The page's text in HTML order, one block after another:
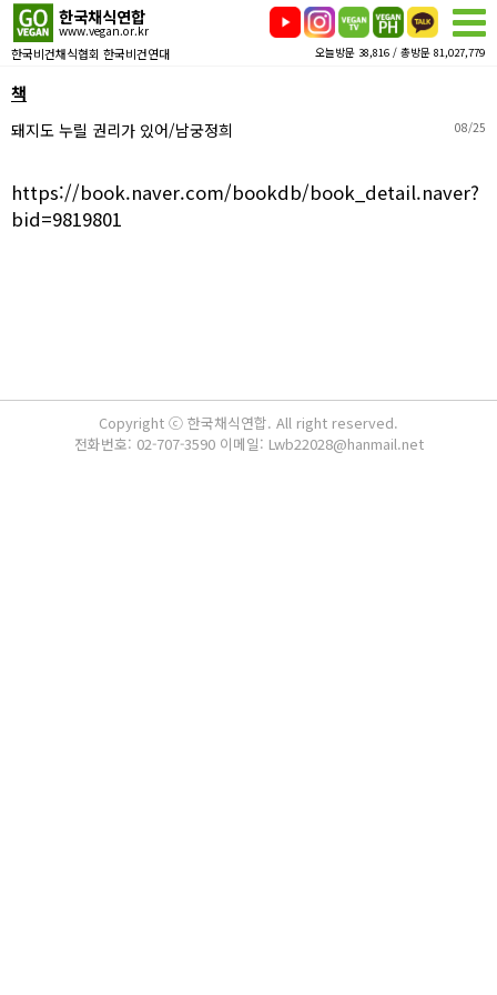
한국채식연합
www.vegan.or.kr
한국비건채식협회 한국비건연대 오늘방문 38,816 / 총방문 81,027,779
책
돼지도 누릴 권리가 있어/남궁정희 08/25
https://book.naver.com/bookdb/book_detail.naver?
bid=9819801
Copyright ⓒ 한국채식연합. All right reserved.
전화번호: 02-707-3590 이메일: Lwb22028@hanmail.net